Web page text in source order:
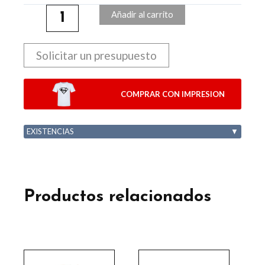
Añadir al carrito
Solicitar un presupuesto
COMPRAR CON IMPRESION
EXISTENCIAS ▼
Productos relacionados